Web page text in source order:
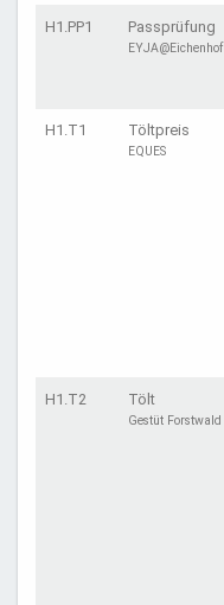
H1.PP1 Passprüfung
EYJA@Eichenhof
H1.T1 Töltpreis
EQUES
H1.T2 Tölt
Gestüt Forstwald